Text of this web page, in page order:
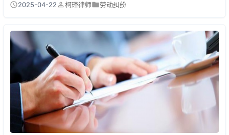
付2个月工资。若员工主动辞职，则需分情况：因单位存在违法行
偿。 孕期离职的三种情况详解 情况一：公司变相逼你走 小张怀孕
后突然被调岗去搬货，工资还降了2000块。这种情况可...
2025-04-22 柯瑾律师 劳动纠纷